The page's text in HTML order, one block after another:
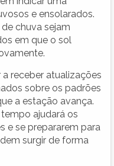
e ensolarados.
chuva sejam
em que o sol
receber atualizações
sobre os padrões
a estação avança.
ajudará os
e se prepararem para
surgir de forma